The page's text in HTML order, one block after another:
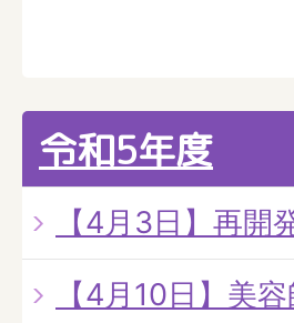
令和5年度
【4月3日】再開
【4月10日】美